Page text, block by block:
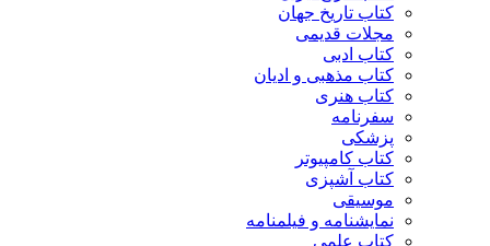
کتاب تاریخ جهان
مجلات قدیمی
کتاب ادبی
کتاب مذهبی و ادیان
کتاب هنری
سفرنامه
پزشکی
کتاب کامپیوتر
کتاب آشپزی
موسیقی
نمایشنامه و فیلمنامه
کتاب علمی